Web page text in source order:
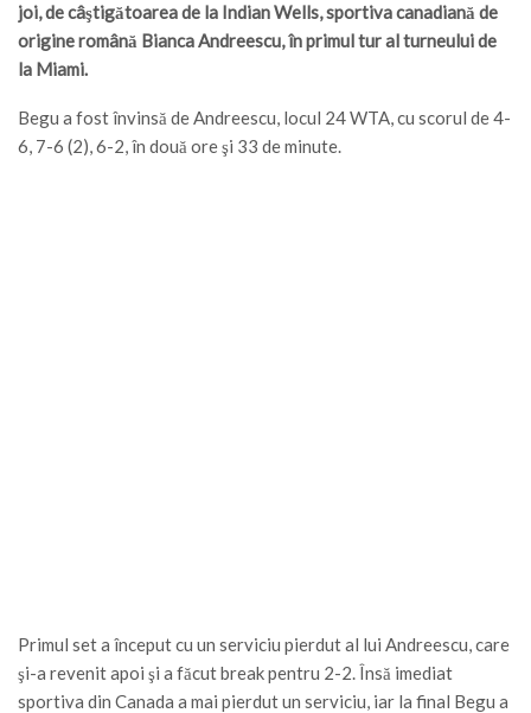
joi, de câştigătoarea de la Indian Wells, sportiva canadiană de
origine română Bianca Andreescu, în primul tur al turneului de
la Miami.
Begu a fost învinsă de Andreescu, locul 24 WTA, cu scorul de 4-
6, 7-6 (2), 6-2, în două ore şi 33 de minute.
Primul set a început cu un serviciu pierdut al lui Andreescu, care
şi-a revenit apoi şi a făcut break pentru 2-2. Însă imediat
sportiva din Canada a mai pierdut un serviciu, iar la final Begu a